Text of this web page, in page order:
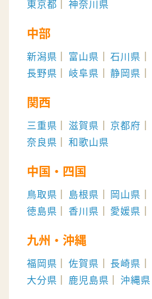
東京都 神奈川県
中部
新潟県 富山県 石川県
長野県
岐阜県 静岡県
関西
三重県 滋賀県 京都府
奈良県
和歌山県
中国・四国
鳥取県 島根県 岡山県
徳島県
香川県 愛媛県
九州・沖縄
福岡県 佐賀県 長崎県
大分県
鹿児島県 沖縄県